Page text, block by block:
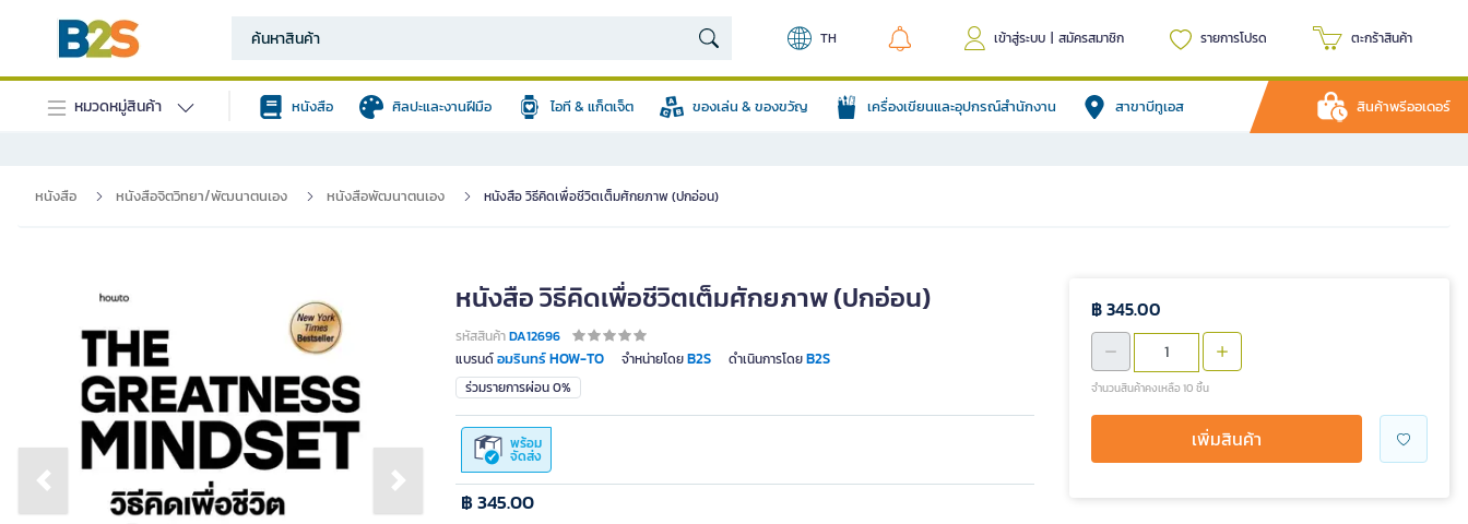
TH เข้าสู่ระบบ | สมัครสมาชิก รายการโปรด ตะกร้าสินค้า
หมวดหมู่สินค้า หนังสือ ศิลปะและงานฝีมือ ไอที & แก็ตเจ็ต ของเล่น & ของขวัญ เครื่องเขียนและอุปกรณ์สำนักงาน สาขาบีทูเอส สินค้าพรีออเดอร์
หนังสือ หนังสือจิตวิทยา/พัฒนาตนเอง หนังสือพัฒนาตนเอง หนังสือ วิธีคิดเพื่อชีวิตเต็มศักยภาพ (ปกอ่อน)
Previous slide Next slide
หนังสือ วิธีคิดเพื่อชีวิตเต็มศักยภาพ (ปกอ่อน)
รหัสสินค้าDA12696
แบรนด์อมรินทร์ HOW-TO จำหน่ายโดยB2S ดำเนินการโดยB2S
ร่วมรายการผ่อน 0%
พร้อม
จัดส่ง
฿ 345.00
฿ 345.00
จำนวนสินค้าคงเหลือ 10 ชิ้น
เพิ่มสินค้า